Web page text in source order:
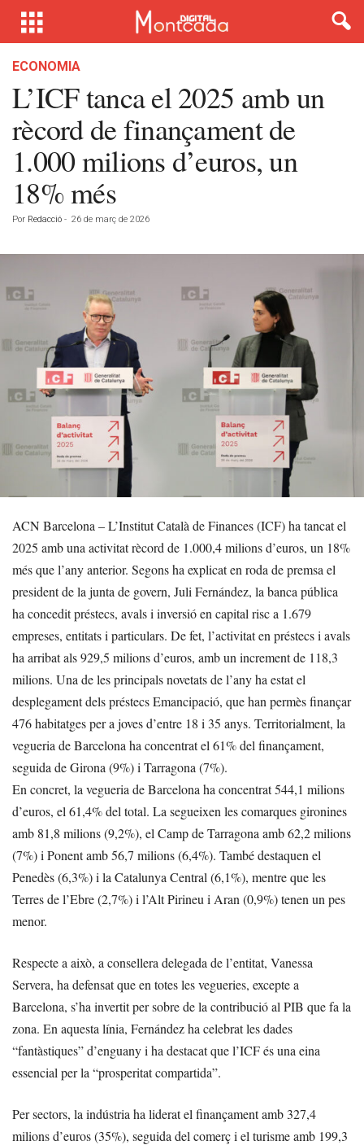
ECONOMIA
L’ICF tanca el 2025 amb un
rècord de finançament de
1.000 milions d’euros, un
18% més
Por Redacció - 26 de març de 2026
ACN Barcelona – L’Institut Català de Finances (ICF) ha tancat el
2025 amb una activitat rècord de 1.000,4 milions d’euros, un 18%
més que l’any anterior. Segons ha explicat en roda de premsa el
president de la junta de govern, Juli Fernández, la banca pública
ha concedit préstecs, avals i inversió en capital risc a 1.679
empreses, entitats i particulars. De fet, l’activitat en préstecs i avals
ha arribat als 929,5 milions d’euros, amb un increment de 118,3
milions. Una de les principals novetats de l’any ha estat el
desplegament dels préstecs Emancipació, que han permès finançar
476 habitatges per a joves d’entre 18 i 35 anys. Territorialment, la
vegueria de Barcelona ha concentrat el 61% del finançament,
seguida de Girona (9%) i Tarragona (7%).
En concret, la vegueria de Barcelona ha concentrat 544,1 milions
d’euros, el 61,4% del total. La segueixen les comarques gironines
amb 81,8 milions (9,2%), el Camp de Tarragona amb 62,2 milions
(7%) i Ponent amb 56,7 milions (6,4%). També destaquen el
Penedès (6,3%) i la Catalunya Central (6,1%), mentre que les
Terres de l’Ebre (2,7%) i l’Alt Pirineu i Aran (0,9%) tenen un pes
menor.
Respecte a això, a consellera delegada de l’entitat, Vanessa
Servera, ha defensat que en totes les vegueries, excepte a
Barcelona, s’ha invertit per sobre de la contribució al PIB que fa la
zona. En aquesta línia, Fernández ha celebrat les dades
“fantàstiques” d’enguany i ha destacat que l’ICF és una eina
essencial per la “prosperitat compartida”.
Per sectors, la indústria ha liderat el finançament amb 327,4
milions d’euros (35%), seguida del comerç i el turisme amb 199,3